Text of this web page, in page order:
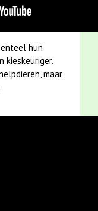
hun
kieskeuriger.
maar